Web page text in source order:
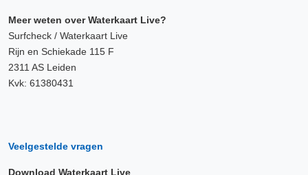
Meer weten over Waterkaart Live?
Surfcheck / Waterkaart Live
Rijn en Schiekade 115 F
2311 AS Leiden
Kvk: 61380431
Veelgestelde vragen
Download Waterkaart Live